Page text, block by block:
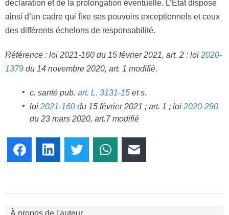
déclaration et de la prolongation éventuelle. L’Etat dispose
ainsi d’un cadre qui fixe ses pouvoirs exceptionnels et ceux
des différents échelons de responsabilité.
Référence : loi 2021-160 du 15 février 2021, art. 2 : loi 2020-
1379 du 14 novembre 2020, art. 1 modifié.
c. santé pub. art. L. 3131-15 et s.
loi 2021-160 du 15 février 2021 ; art. 1 ; loi 2020-290
du 23 mars 2020, art.7 modifié
FacebookLinkedInTwitter WhatsApp
À propos de l'auteur